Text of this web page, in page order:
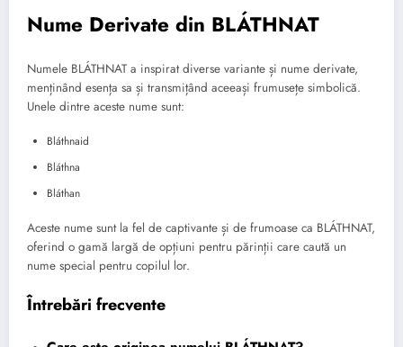
Nume Derivate din BLÁTHNAT
Numele BLÁTHNAT a inspirat diverse variante și nume derivate,
menținând esența sa și transmițând aceeași frumusețe simbolică.
Unele dintre aceste nume sunt:
Bláthnaid
Bláthna
Bláthan
Aceste nume sunt la fel de captivante și de frumoase ca BLÁTHNAT,
oferind o gamă largă de opțiuni pentru părinții care caută un
nume special pentru copilul lor.
Întrebări frecvente